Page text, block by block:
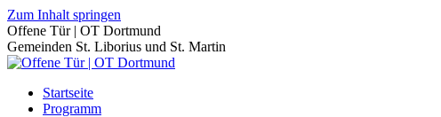
Zum Inhalt springen
Offene Tür | OT Dortmund
Gemeinden St. Liborius und St. Martin
Startseite
Programm